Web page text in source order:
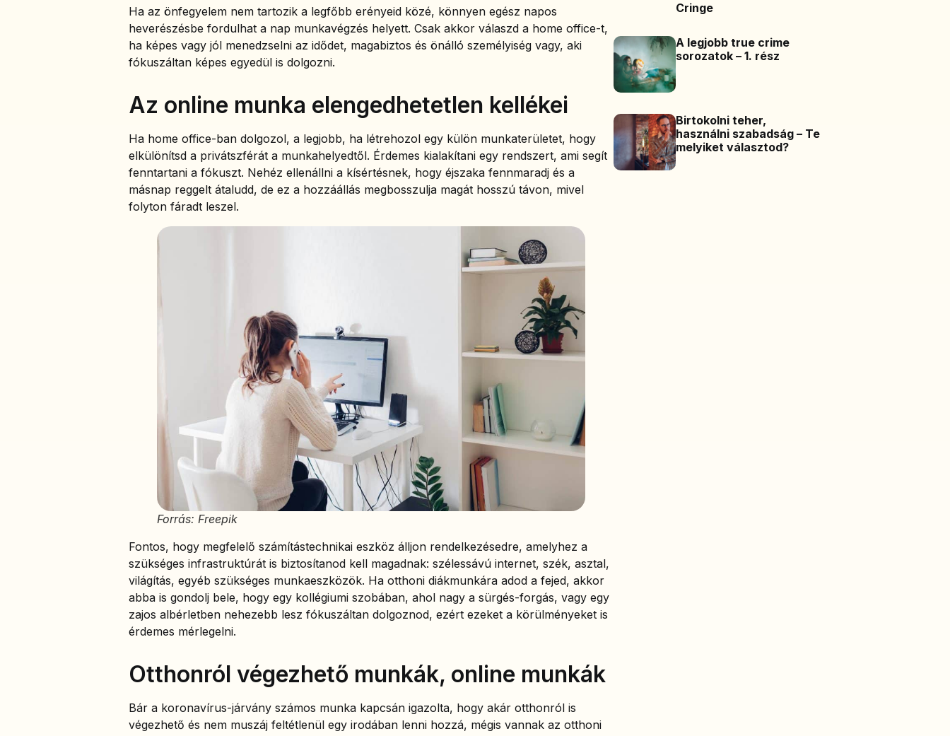
Ha az önfegyelem nem tartozik a legfőbb erényeid közé, könnyen egész napos
heverészésbe fordulhat a nap munkavégzés helyett. Csak akkor válaszd a home office-t,
ha képes vagy jól menedzselni az idődet, magabiztos és önálló személyiség vagy, aki
fókuszáltan képes egyedül is dolgozni.
Az online munka elengedhetetlen kellékei
Ha home office-ban dolgozol, a legjobb, ha létrehozol egy külön munkaterületet, hogy
elkülönítsd a privátszférát a munkahelyedtől. Érdemes kialakítani egy rendszert, ami segít
fenntartani a fókuszt. Nehéz ellenállni a kísértésnek, hogy éjszaka fennmaradj és a
másnap reggelt átaludd, de ez a hozzáállás megbosszulja magát hosszú távon, mivel
folyton fáradt leszel.
Forrás: Freepik
Fontos, hogy megfelelő számítástechnikai eszköz álljon rendelkezésedre, amelyhez a
szükséges infrastruktúrát is biztosítanod kell magadnak: szélessávú internet, szék, asztal,
világítás, egyéb szükséges munkaeszközök. Ha otthoni diákmunkára adod a fejed, akkor
abba is gondolj bele, hogy egy kollégiumi szobában, ahol nagy a sürgés-forgás, vagy egy
zajos albérletben nehezebb lesz fókuszáltan dolgoznod, ezért ezeket a körülményeket is
érdemes mérlegelni.
Otthonról végezhető munkák, online munkák
Bár a koronavírus-járvány számos munka kapcsán igazolta, hogy akár otthonról is
végezhető és nem muszáj feltétlenül egy irodában lenni hozzá, mégis vannak az otthoni
Cringe
A legjobb true crime
sorozatok – 1. rész
Birtokolni teher,
használni szabadság – Te
melyiket választod?